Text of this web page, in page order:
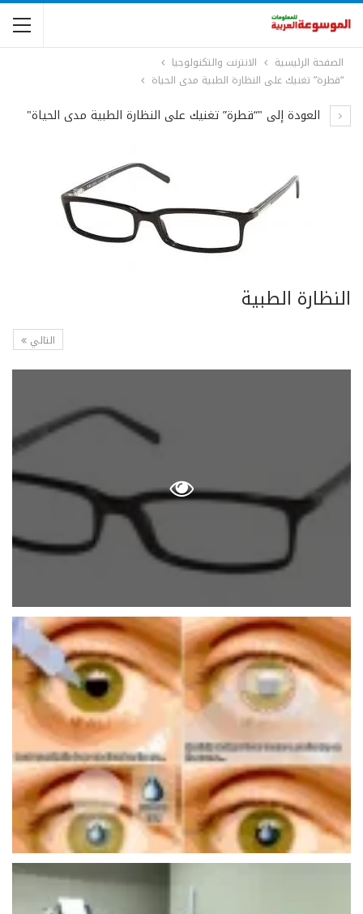
الصفحة الرئيسية
الانترنت والتكنولوجيا
“قطرة” تغنيك على النظارة الطبية مدى الحياة
العودة إلى "“قطرة” تغنيك على النظارة الطبية مدى الحياة"
النظارة الطبية
التالي